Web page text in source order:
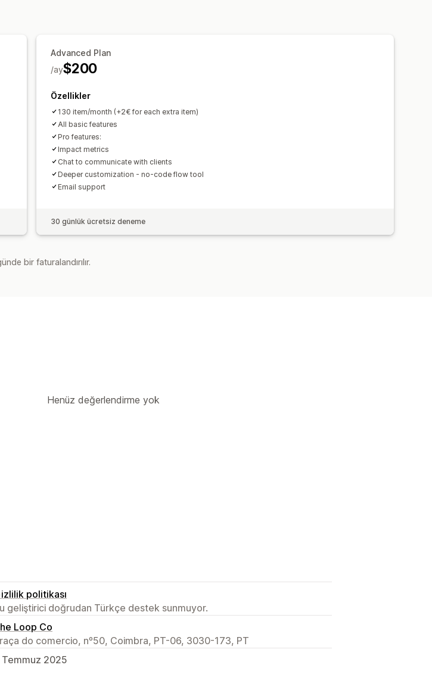
Advanced Plan
$200
/ay
Özellikler
130 item/month (+2€ for each extra item)
All basic features
Pro features:
Impact metrics
Chat to communicate with clients
Deeper customization - no-code flow tool
Email support
30 günlük ücretsiz deneme
bir faturalandırılır.
Henüz değerlendirme yok
politikası
geliştirici doğrudan Türkçe destek sunmuyor.
Loop Co
do comercio, nº50, Coimbra, PT-06, 3030-173, PT
Temmuz 2025